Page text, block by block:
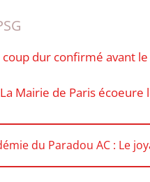
coup dur confirmé avant
Mairie de Paris écoeure
du Paradou AC : Le